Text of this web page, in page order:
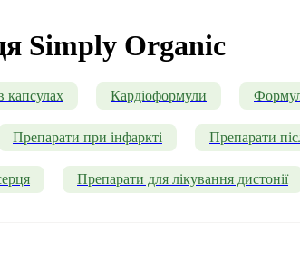
Simply Organic
капсулах Кардіоформули
Препарати при інфаркті Препарати
Препарати для лікування дистонії